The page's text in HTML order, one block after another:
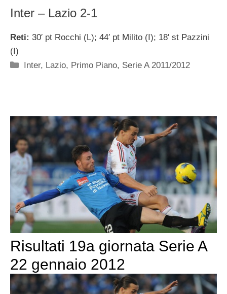
Inter – Lazio 2-1
Reti: 30′ pt Rocchi (L); 44′ pt Milito (I); 18′ st Pazzini
(I)
Categorie
Inter, Lazio, Primo Piano, Serie A 2011/2012
Risultati 19a giornata Serie A
22 gennaio 2012